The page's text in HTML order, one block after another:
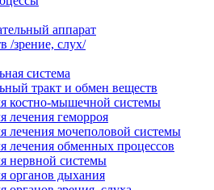
аппарат
/зрение, слух/
система
тракт и обмен веществ
костно-мышечной системы
лечения геморроя
лечения мочеполовой системы
лечения обменных процессов
нервной системы
органов дыхания